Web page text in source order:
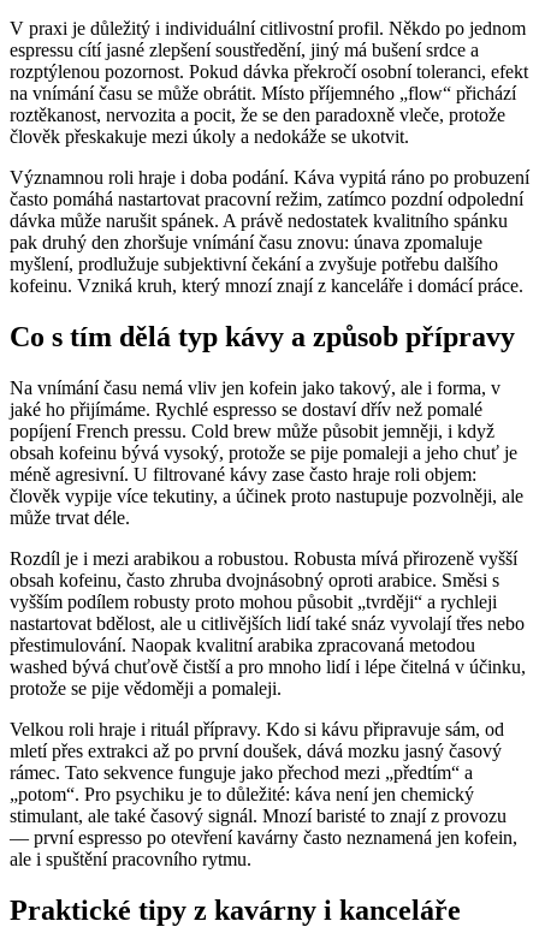
V praxi je důležitý i individuální citlivostní profil. Někdo po jednom
espressu cítí jasné zlepšení soustředění, jiný má bušení srdce a
rozptýlenou pozornost. Pokud dávka překročí osobní toleranci, efekt
na vnímání času se může obrátit. Místo příjemného „flow“ přichází
roztěkanost, nervozita a pocit, že se den paradoxně vleče, protože
člověk přeskakuje mezi úkoly a nedokáže se ukotvit.
Významnou roli hraje i doba podání. Káva vypitá ráno po probuzení
často pomáhá nastartovat pracovní režim, zatímco pozdní odpolední
dávka může narušit spánek. A právě nedostatek kvalitního spánku
pak druhý den zhoršuje vnímání času znovu: únava zpomaluje
myšlení, prodlužuje subjektivní čekání a zvyšuje potřebu dalšího
kofeinu. Vzniká kruh, který mnozí znají z kanceláře i domácí práce.
Co s tím dělá typ kávy a způsob přípravy
Na vnímání času nemá vliv jen kofein jako takový, ale i forma, v
jaké ho přijímáme. Rychlé espresso se dostaví dřív než pomalé
popíjení French pressu. Cold brew může působit jemněji, i když
obsah kofeinu bývá vysoký, protože se pije pomaleji a jeho chuť je
méně agresivní. U filtrované kávy zase často hraje roli objem:
člověk vypije více tekutiny, a účinek proto nastupuje pozvolněji, ale
může trvat déle.
Rozdíl je i mezi arabikou a robustou. Robusta mívá přirozeně vyšší
obsah kofeinu, často zhruba dvojnásobný oproti arabice. Směsi s
vyšším podílem robusty proto mohou působit „tvrději“ a rychleji
nastartovat bdělost, ale u citlivějších lidí také snáz vyvolají třes nebo
přestimulování. Naopak kvalitní arabika zpracovaná metodou
washed bývá chuťově čistší a pro mnoho lidí i lépe čitelná v účinku,
protože se pije vědoměji a pomaleji.
Velkou roli hraje i rituál přípravy. Kdo si kávu připravuje sám, od
mletí přes extrakci až po první doušek, dává mozku jasný časový
rámec. Tato sekvence funguje jako přechod mezi „předtím“ a
„potom“. Pro psychiku je to důležité: káva není jen chemický
stimulant, ale také časový signál. Mnozí baristé to znají z provozu
— první espresso po otevření kavárny často neznamená jen kofein,
ale i spuštění pracovního rytmu.
Praktické tipy z kavárny i kanceláře